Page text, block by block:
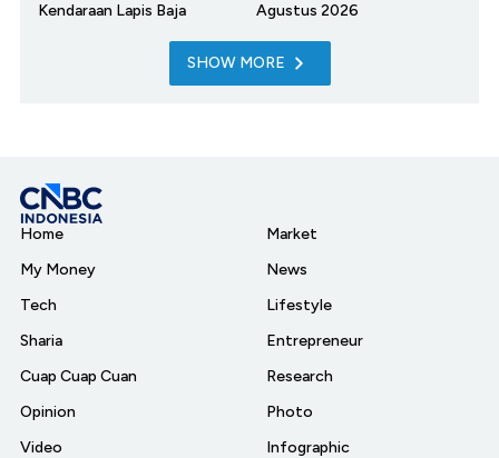
Kendaraan Lapis Baja
Agustus 2026
SHOW MORE
Home
My Money
Tech
Sharia
Cuap Cuap Cuan
Opinion
Video
Market
News
Lifestyle
Entrepreneur
Research
Photo
Infographic